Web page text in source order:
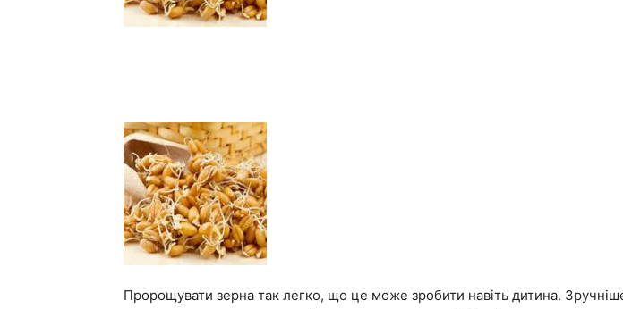
Пророщувати зерна так легко, що це може зробити навіть дитина.